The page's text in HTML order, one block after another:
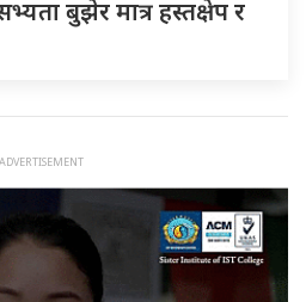
बुझेर मात्र हस्तक्षेप र